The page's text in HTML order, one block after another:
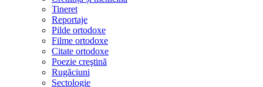
Tineret
Reportaje
Pilde ortodoxe
Filme ortodoxe
Citate ortodoxe
Poezie creştină
Rugăciuni
Sectologie